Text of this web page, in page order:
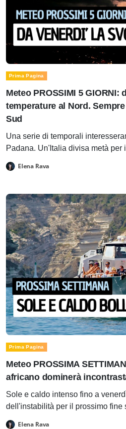
Prima Pagina
Meteo PROSSIMI 5 GIORNI:
temperature al Nord.
Sud
Una serie di temporali
Padana. Un'Italia divisa metà per
Elena Rava
Prima Pagina
Meteo PROSSIMA
africano dominerà
Sole e caldo intenso fino a
dell'instabilità per il prossimo fine
Elena Rava